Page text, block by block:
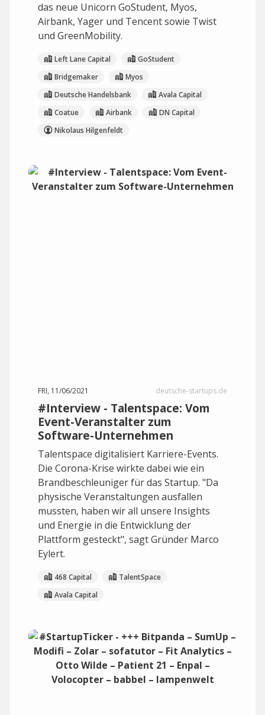
das neue Unicorn GoStudent, Myos,
Airbank, Yager und Tencent sowie Twist
und GreenMobility.
Left Lane Capital
GoStudent
Bridgemaker
Myos
Deutsche Handelsbank
Avala Capital
Coatue
Airbank
DN Capital
Nikolaus Hilgenfeldt
FRI, 11/06/2021 deutsche-startups.de
#Interview - Talentspace: Vom
Event-Veranstalter zum
Software-Unternehmen
Talentspace digitalisiert Karriere-Events.
Die Corona-Krise wirkte dabei wie ein
Brandbeschleuniger für das Startup. "Da
physische Veranstaltungen ausfallen
mussten, haben wir all unsere Insights
und Energie in die Entwicklung der
Plattform gesteckt", sagt Gründer Marco
Eylert.
468 Capital
TalentSpace
Avala Capital